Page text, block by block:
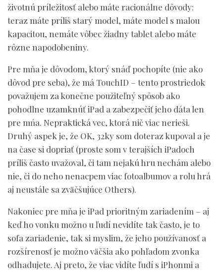
životnú príležitosť alebo máte racionálne dôvody:
teraz máte príliš starý model, máte model s malou
kapacitou, nemáte vôbec žiadny tablet alebo máte
rôzne napodobeniny.
Pre mňa je dôvodom, ktorý snáď pochopíte (nie ako
dôvod pre seba), že má TouchID – tento prostriedok
považujem za konečne použiteľný spôsob ako
pohodlne uzamknúť iPad a zabezpečiť jeho dáta len
pre mńa. Nepraktická vec, ktorá nič viac nerieši.
Druhý aspek je, že OK, 32ky som doteraz kupoval a je
na čase si dopriať (proste som v terajších iPadoch
príliš často uvažoval, či tam nejakú hru nechám alebo
nie, či do neho nenacpem viac fotoalbumov a rolu hrá
aj neustále sa zväčšujúce Others).
Nakoniec pre mňa je iPad prioritným zariadením – aj
keď ho vonku možno u ľudí nevidíte tak často, je to
sofa zariadenie, tak si myslim, že jeho používanosť a
rozšírenosť je možno väčšia ako pohľadom zvonka
odhadujete. Aj preto, že viac vidíte ľudí s iPhonmi a